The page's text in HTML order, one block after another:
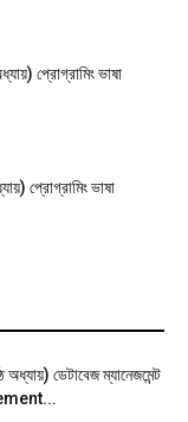
প্রোগ্রামিং ভাষা
প্রোগ্রামিং ভাষা
ডেটাবেজ ম্যানেজমেন্ট